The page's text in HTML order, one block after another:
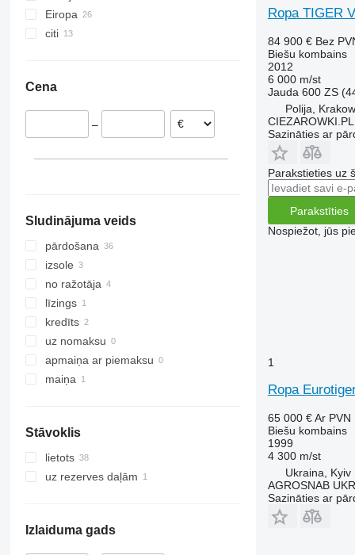
8230
8240
9240
Axial-Flow
2066
2256
7450
8400
8500
8600
9500
9560
9600
9610
9640
9650
9680
9700
9780
TX
W-series
Eiropa
Ungārija
Rumānija
citi
Cena
–
Sludinājuma veids
pārdošana
izsole
no ražotāja
līzings
kredīts
uz nomaksu
apmaiņa ar piemaksu
maiņa
Stāvoklis
lietots
uz rezerves daļām
Izlaiduma gads
Ropa TIGER
84 900 € Bez
Biešu kombains
2012
6 000 m/st
Jauda 600 ZS
Polija, Krakow
CIEZAROWKI.PL
Sazināties ar
Parakstieties uz
Parakstīties
Nospiežot, jūs
1
Ropa
65 000 € Ar PVN
Biešu kombains
1999
4 300 m/st
Ukraina, Kyiv
AGROSNAB
Sazināties ar